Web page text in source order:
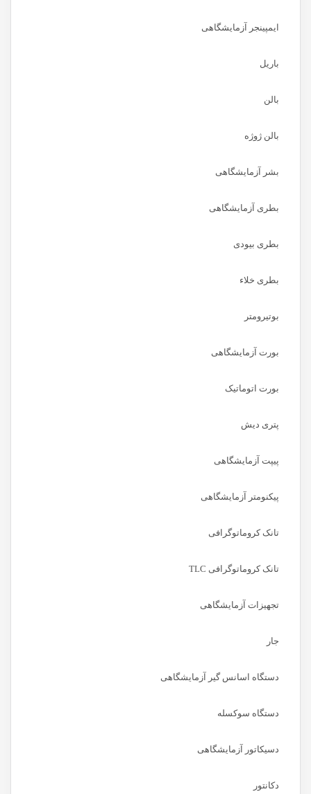
ایمپینجر آزمایشگاهی
باریل
بالن
بالن ژوژه
بشر آزمایشگاهی
بطری آزمایشگاهی
بطری بیودی
بطری خلاء
بوتیرومتر
بورت آزمایشگاهی
بورت اتوماتیک
پتری دیش
پیپت آزمایشگاهی
پیکنومتر آزمایشگاهی
تانک کروماتوگرافی
تانک کروماتوگرافی TLC
تجهیزات آزمایشگاهی
جار
دستگاه اسانس گیر آزمایشگاهی
دستگاه سوکسله
دسیکاتور آزمایشگاهی
دکانتور